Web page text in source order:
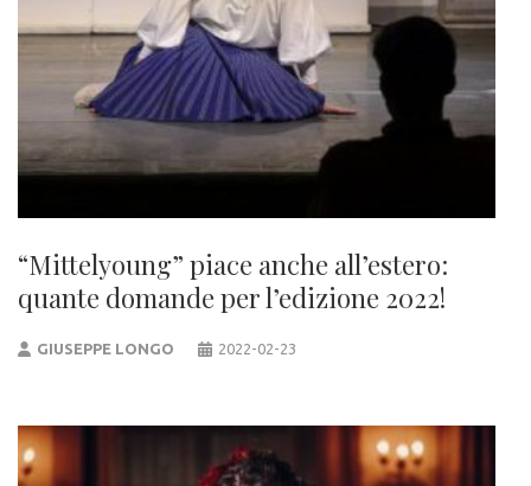
“Mittelyoung” piace anche all’estero:
quante domande per l’edizione 2022!
GIUSEPPE LONGO 2022-02-23